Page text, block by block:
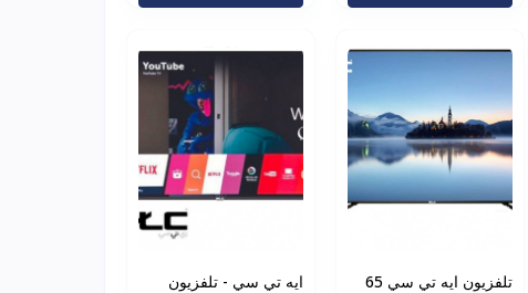
تلفزيون ايه تي سي 65
ايه تي سي - تلفزيون